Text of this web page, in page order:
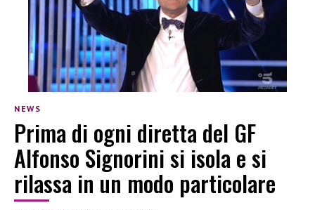
NEWS
Prima di ogni diretta del GF
Alfonso Signorini si isola e si
rilassa in un modo particolare